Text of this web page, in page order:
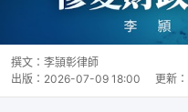
撰文： 李頴彰律師
出版： 2026-07-09 18:00 更新：